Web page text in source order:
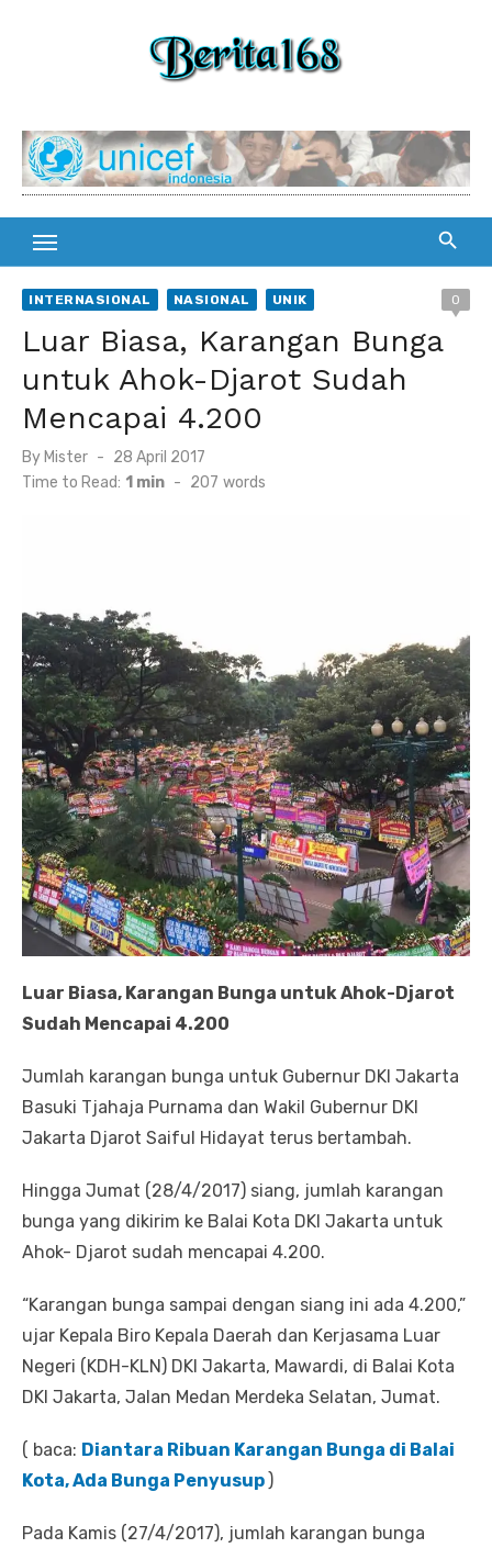
INTERNASIONAL NASIONAL UNIK 0
Luar Biasa, Karangan Bunga
untuk Ahok-Djarot Sudah
Mencapai 4.200
By Mister
Posted
on
28 April 2017
Time to Read: 1 min - 207 words
Luar Biasa, Karangan Bunga untuk Ahok-Djarot
Sudah Mencapai 4.200
Jumlah karangan bunga untuk Gubernur DKI Jakarta
Basuki Tjahaja Purnama dan Wakil Gubernur DKI
Jakarta Djarot Saiful Hidayat terus bertambah.
Hingga Jumat (28/4/2017) siang, jumlah karangan
bunga yang dikirim ke Balai Kota DKI Jakarta untuk
Ahok- Djarot sudah mencapai 4.200.
“Karangan bunga sampai dengan siang ini ada 4.200,”
ujar Kepala Biro Kepala Daerah dan Kerjasama Luar
Negeri (KDH-KLN) DKI Jakarta, Mawardi, di Balai Kota
DKI Jakarta, Jalan Medan Merdeka Selatan, Jumat.
( baca: Diantara Ribuan Karangan Bunga di Balai
Kota, Ada Bunga Penyusup )
Pada Kamis (27/4/2017), jumlah karangan bunga